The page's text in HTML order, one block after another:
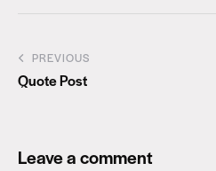
PREVIOUS
Quote Post
Leave a comment